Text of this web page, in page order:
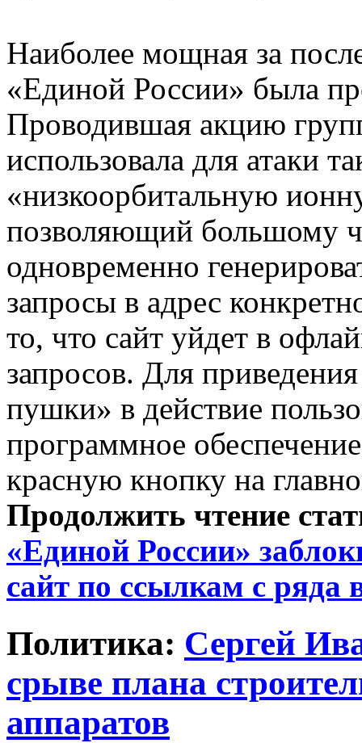
Наиболее мощная за
«Единой России» была
Проводившая акцию
использовала для атаки
«низкоорбитальную
позволяющий большому
одновременно
запросы в адрес
то, что сайт уйдет в
запросов. Для
пушки» в действие
программное
красную кнопку на
Продолжить чтение
«Единой России»
сайт по ссылкам с ряда
Политика: Сергей
срыве плана
аппаратов